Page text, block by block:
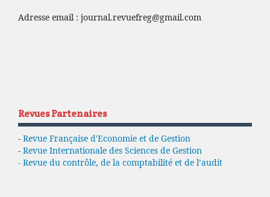
Adresse email : journal.revuefreg@gmail.com
Revues Partenaires
- Revue Française d'Economie et de Gestion
- Revue Internationale des Sciences de Gestion
- Revue du contrôle, de la comptabilité et de l’audit